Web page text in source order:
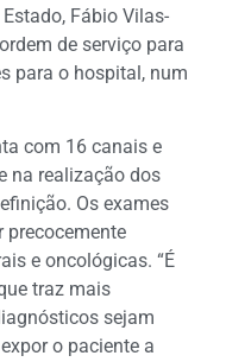
Fábio Vilas-
de serviço para
para o hospital, num
com 16 canais e
na realização dos
Os exames
precocemente
e oncológicas. “É
traz mais
sejam
o paciente a